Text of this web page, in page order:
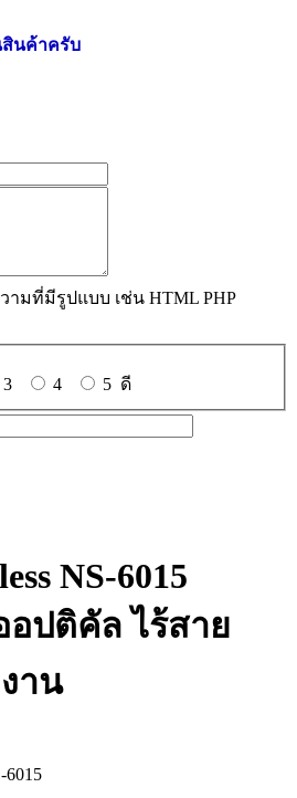
นค้าครับ
ามที่มีรูปแบบ เช่น HTML PHP
3 4 5 ดี
NS-6015
อปติคัล ไร้สาย
าน
6015